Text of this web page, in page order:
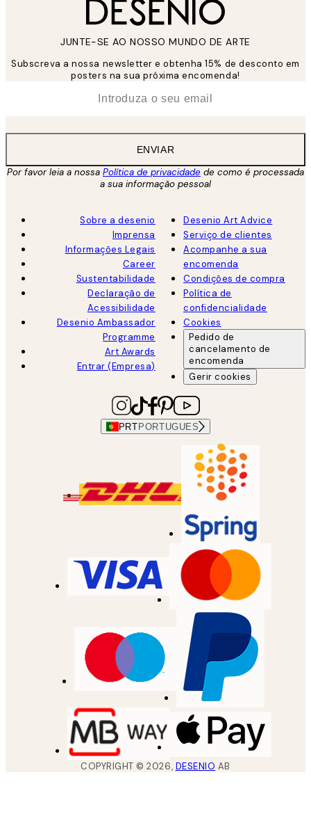
JUNTE-SE AO NOSSO MUNDO DE ARTE
Subscreva a nossa newsletter e obtenha 15% de desconto em
posters na sua próxima encomenda!
ENVIAR
Por favor leia a nossa Política de privacidade de como é processada
a sua informação pessoal
Sobre a desenio
Imprensa
Informações Legais
Career
Sustentabilidade
Declaração de
Acessibilidade
Desenio Ambassador
Programme
Art Awards
Entrar (Empresa)
Desenio Art Advice
Serviço de clientes
Acompanhe a sua
encomenda
Condições de compra
Política de
confidencialidade
Cookies
Pedido de
cancelamento de
encomenda
Gerir cookies
PRT PORTUGUES
COPYRIGHT ©2026, DESENIO AB